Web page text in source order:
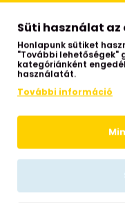
Redo Teko
vízvédett LED
lámpa (RED-90797)
izzós IP65
Süti használat az
Honlapunk sütiket
"További lehetőségek"
kategóriánként
használatát.
További információ